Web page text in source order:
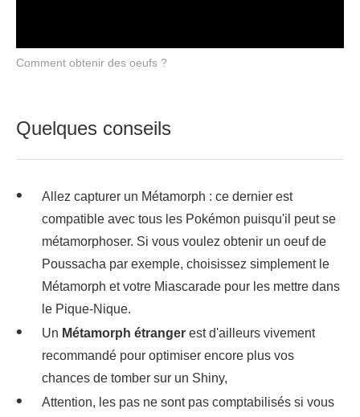
Comment obtenir des oeufs ?
Quelques conseils
Allez capturer un Métamorph : ce dernier est
compatible avec tous les Pokémon puisqu'il peut se
métamorphoser. Si vous voulez obtenir un oeuf de
Poussacha par exemple, choisissez simplement le
Métamorph et votre Miascarade pour les mettre dans
le Pique-Nique.
Un Métamorph étranger est d'ailleurs vivement
recommandé pour optimiser encore plus vos
chances de tomber sur un Shiny,
Attention, les pas ne sont pas comptabilisés si vous